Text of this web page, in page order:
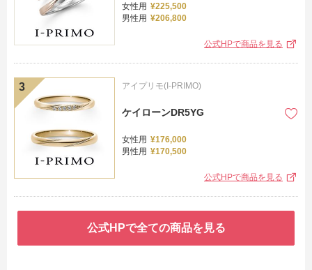
女性用 ¥225,500
男性用 ¥206,800
公式HPで商品を見る
アイプリモ(I-PRIMO)
ケイローンDR5YG
女性用 ¥176,000
男性用 ¥170,500
公式HPで商品を見る
公式HPで全ての商品を見る